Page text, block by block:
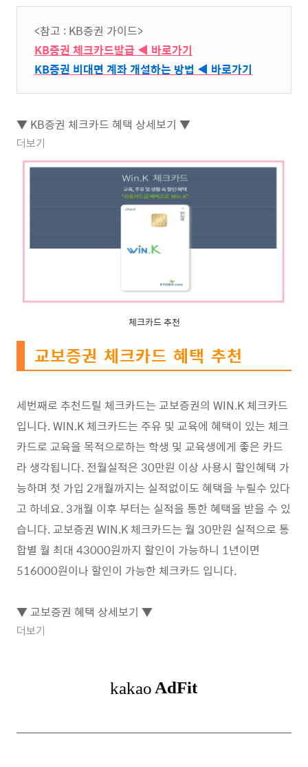
<참고 : KB증권 가이드>
KB증권 체크카드발급 ◀ 바로가기
KB증권 비대면 계좌 개설하는 방법 ◀ 바로가기
▼ KB증권 체크카드 혜택 상세보기 ▼
더보기
체크카드 추천
교보증권 체크카드 혜택 추천
세번째로 추천드릴 체크카드는 교보증권의 WIN.K 체크카드
입니다. WIN.K 체크카드는 주유 및 교육에 혜택이 있는 체크
카드로 교육을 목적으로하는 학생 및 교육생에게 좋은 카드
라 생각됩니다. 전월실적은 30만원 이상 사용시 할인혜택 가
능하며 첫 가입 2개월까지는 실적없이도 혜택을 누릴수 있다
고 하네요. 3개월 이후 부터는 실적을 통한 혜택을 받을 수 있
습니다. 교보증권 WIN.K 체크카드는 월 30만원 실적으로 통
합별 월 최대 43000원까지 할인이 가능하니 1년이면
516000원이나 할인이 가능한 체크카드 입니다.
▼ 교보증권 혜택 상세보기 ▼
더보기